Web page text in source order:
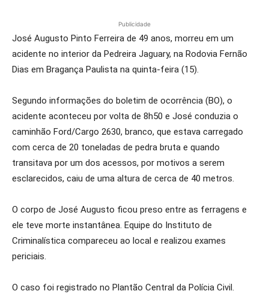
Publicidade
José Augusto Pinto Ferreira de 49 anos, morreu em um
acidente no interior da Pedreira Jaguary, na Rodovia Fernão
Dias em Bragança Paulista na quinta-feira (15).
Segundo informações do boletim de ocorrência (BO), o
acidente aconteceu por volta de 8h50 e José conduzia o
caminhão Ford/Cargo 2630, branco, que estava carregado
com cerca de 20 toneladas de pedra bruta e quando
transitava por um dos acessos, por motivos a serem
esclarecidos, caiu de uma altura de cerca de 40 metros.
O corpo de José Augusto ficou preso entre as ferragens e
ele teve morte instantânea. Equipe do Instituto de
Criminalística compareceu ao local e realizou exames
periciais.
O caso foi registrado no Plantão Central da Polícia Civil.